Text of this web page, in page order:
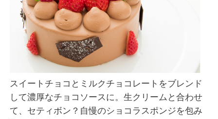
スイートチョコとミルクチョコレートをブレンド
して濃厚なチョコソースに。生クリームと合わせ
て、セティボン？自慢のショコラスポンジを包み